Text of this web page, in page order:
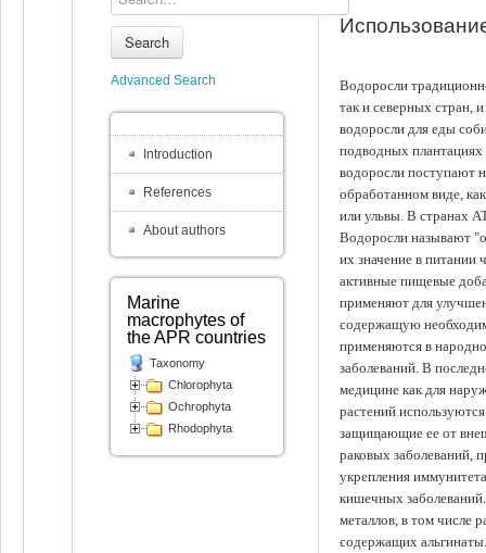
Водоросли
так и северных стран,
водоросли для еды
подводных
водоросли поступают
обработанном виде,
или ульвы. В странах
Водоросли называют
их значение в питании
активные пищевые
применяют для
содержащую
применяются в
заболеваний. В
медицине как для
растений
защищающие ее от
раковых заболеваний,
укрепления
кишечных
металлов, в том числе
содержащих
Search
Advanced Search
Introduction
References
About authors
Marine
macrophytes of
the APR countries
Taxonomy
Chlorophyta
Ochrophyta
Rhodophyta